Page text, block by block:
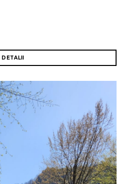
DETALII